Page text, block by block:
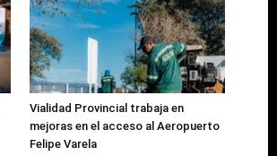
Vialidad Provincial trabaja en
mejoras en el acceso al Aeropuerto
Felipe Varela